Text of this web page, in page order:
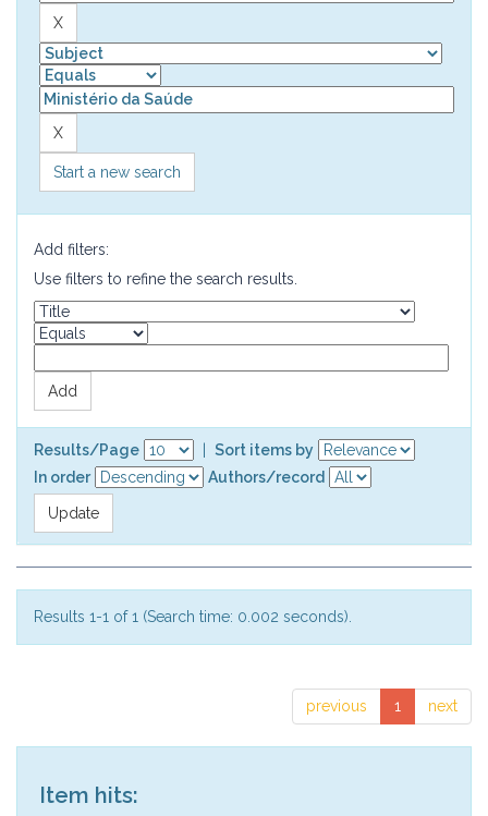
Start a new search
Add filters:
Use filters to refine the search results.
Results/Page
Sort items by
In order
Authors/record
Results 1-1 of 1 (Search time: 0.002 seconds).
previous 1 next
Item hits: